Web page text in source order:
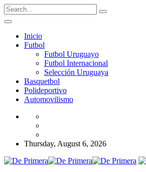
Inicio
Futbol
Futbol Uruguayo
Futbol Internacional
Selección Uruguaya
Basquetbol
Polideportivo
Automovilismo
Thursday, August 6, 2026